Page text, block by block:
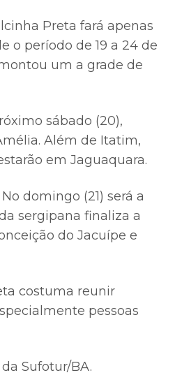
Preta fará apenas
o período de 19 a 24 de
um a grade de
sábado (20),
Além de Itatim,
em Jaguaquara.
domingo (21) será a
sergipana finaliza a
do Jacuípe e
costuma reunir
pessoas
Sufotur/BA.